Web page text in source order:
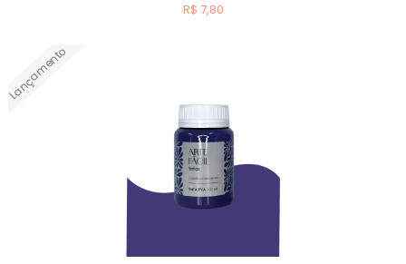
R$ 7,80
Lançamento